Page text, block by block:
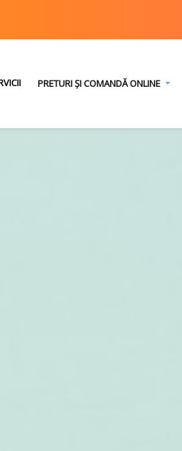
PRETURI ȘI COMANDĂ ONLINE